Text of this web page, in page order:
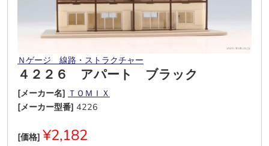
Ｎゲージ＿線路・ストラクチャー
４２２６ アパート ブラック
[メーカー名] ＴＯＭＩＸ
[メーカー型番] 4226
[価格] ¥2,182